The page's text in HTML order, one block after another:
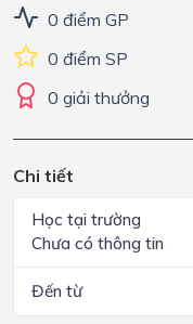
0 điểm GP
0 điểm SP
0 giải thưởng
Chi tiết
Học tại trường
Chưa có thông tin
Đến từ